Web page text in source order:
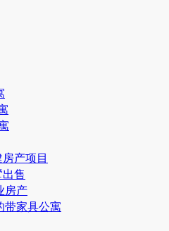
产项目
售
房产
带家具公寓